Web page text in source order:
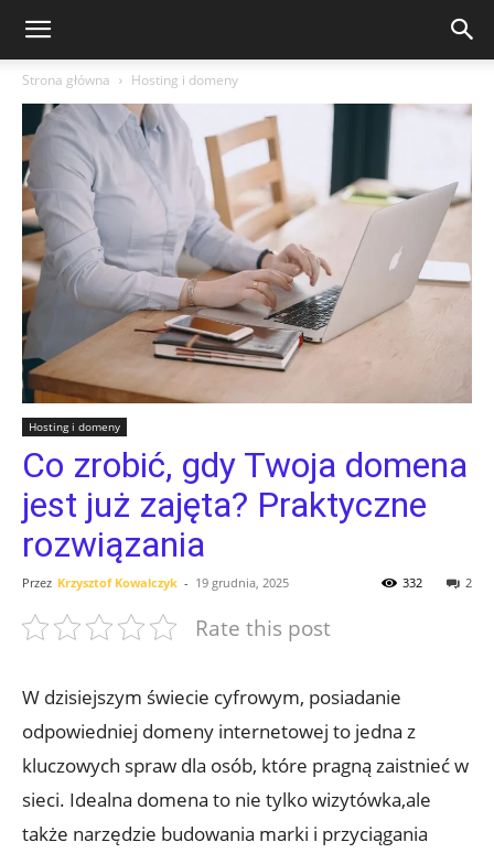
Strona główna Hosting i domeny
Hosting i domeny
Co zrobić, gdy Twoja domena
jest już zajęta? Praktyczne
rozwiązania
Przez Krzysztof Kowalczyk - 19 grudnia, 2025 2
332
Rate this post
W dzisiejszym świecie cyfrowym, posiadanie
odpowiedniej domeny internetowej to jedna z
kluczowych spraw dla osób, które pragną zaistnieć w
sieci. Idealna domena to nie tylko wizytówka,ale
także narzędzie budowania marki i przyciągania